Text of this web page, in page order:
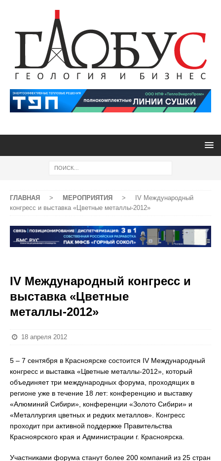
ГЛАВНАЯ > МЕРОПРИЯТИЯ >
IV Международный
конгресс и выставка «Цветные металлы-2012»
IV Международный конгресс и
выставка «Цветные
металлы-2012»
18 апреля 2012
5 – 7 сентября в Красноярске состоится IV Международный
конгресс и выставка «Цветные металлы-2012», который
объединяет три международных форума, проходящих в
регионе уже в течение 18 лет: конференцию и выставку
«Алюминий Сибири», конференции «Золото Сибири» и
«Металлургия цветных и редких металлов». Конгресс
проходит при активной поддержке Правительства
Красноярского края и Администрации г. Красноярска.
Участниками форума станут более 200 компаний из 25 стран